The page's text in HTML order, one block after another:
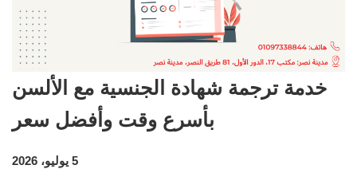
خدمة ترجمة شهادة الجنسية مع الألسن
بأسرع وقت وأفضل سعر
5 يوليو، 2026